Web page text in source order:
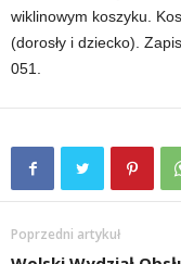
wiklinowym koszyku.
(dorosły i dziecko).
051.
Poprzedni artykuł